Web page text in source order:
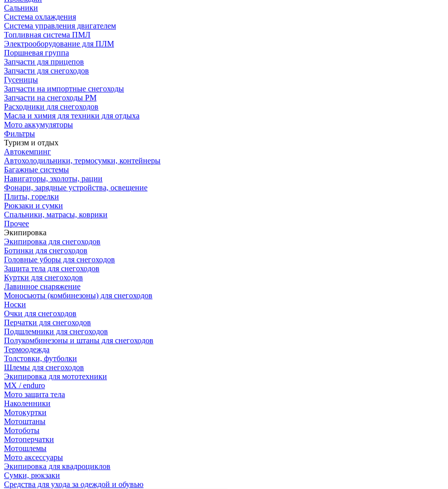
Сальники
Система охлаждения
Система управления двигателем
Топливная система ПМЛ
Электрооборудование для ПЛМ
Поршневая группа
Запчасти для прицепов
Запчасти для снегоходов
Гусеницы
Запчасти на импортные снегоходы
Запчасти на снегоходы РМ
Расходники для снегоходов
Масла и химия для техники для отдыха
Мото аккумуляторы
Фильтры
Туризм и отдых
Автокемпинг
Автохолодильники, термосумки, контейнеры
Багажные системы
Навигаторы, эхолоты, рации
Фонари, зарядные устройства, освещение
Плиты, горелки
Рюкзаки и сумки
Спальники, матрасы, коврики
Прочее
Экипировка
Экипировка для снегоходов
Ботинки для снегоходов
Головные уборы для снегоходов
Защита тела для снегоходов
Куртки для снегоходов
Лавинное снаряжение
Моносьюты (комбинезоны) для снегоходов
Носки
Очки для снегоходов
Перчатки для снегоходов
Подшлемники для снегоходов
Полукомбинезоны и штаны для снегоходов
Термоодежда
Толстовки, футболки
Шлемы для снегоходов
Экипировка для мототехники
MX / enduro
Мото защита тела
Наколенники
Мотокуртки
Мотоштаны
Мотоботы
Мотоперчатки
Мотошлемы
Мото аксессуары
Экипировка для квадроциклов
Сумки, рюкзаки
Средства для ухода за одеждой и обувью